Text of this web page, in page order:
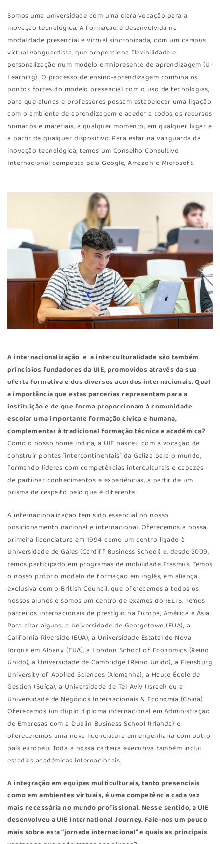
Somos uma universidade com uma clara vocação para a
inovação tecnológica. A formação é desenvolvida na
modalidade presencial e virtual sincronizada, com um campus
virtual vanguardista, que proporciona flexibilidade e
personalização num modelo omnipresente de aprendizagem (U-
Learning). O processo de ensino-aprendizagem combina os
pontos fortes do modelo presencial com o uso de tecnologias,
para que alunos e professores possam estabelecer uma ligação
com o ambiente de aprendizagem e aceder a todos os recursos
humanos e materiais, a qualquer momento, em qualquer lugar e
a partir de qualquer dispositivo. Para estar na vanguarda da
inovação tecnológica, temos um Conselho Consultivo
Internacional composto pela Google, Amazon e Microsoft.
A internacionalização e a interculturalidade são também
princípios fundadores da UIE, promovidos através da sua
oferta formativa e dos diversos acordos internacionais. Qual
a importância que estas parcerias representam para a
instituição e de que forma proporcionam à comunidade
escolar uma importante formação cívica e humana,
complementar à tradicional formação técnica e académica?
Como o nosso nome indica, a UIE nasceu com a vocação de
construir pontes “intercontinentais” da Galiza para o mundo,
formando líderes com competências interculturais e capazes
de partilhar conhecimentos e experiências, a partir de um
prisma de respeito pelo que é diferente.
A internacionalização tem sido essencial no nosso
posicionamento nacional e internacional. Oferecemos a nossa
primeira licenciatura em 1994 como um centro ligado à
Universidade de Gales (Cardiff Business School) e, desde 2009,
temos participado em programas de mobilidade Erasmus. Temos
o nosso próprio modelo de formação em inglês, em aliança
exclusiva com o British Council, que oferecemos a todos os
nossos alunos e somos um centro de exames do IELTS. Temos
parceiros internacionais de prestígio na Europa, América e Ásia.
Para citar alguns, a Universidade de Georgetown (EUA), a
California Riverside (EUA), a Universidade Estatal de Nova
Iorque em Albany (EUA), a London School of Economics (Reino
Unido), a Universidade de Cambridge (Reino Unido), a Flensburg
University of Applied Sciences (Alemanha), a Haute École de
Gestion (Suíça), a Universidade de Tel-Aviv (Israel) ou a
Universidade de Negócios Internacionais & Economia (China).
Oferecemos um duplo diploma internacional em Administração
de Empresas com a Dublin Business School (Irlanda) e
ofereceremos uma nova licenciatura em engenharia com outro
país europeu. Toda a nossa carteira executiva também inclui
estadias académicas internacionais.
A integração em equipas multiculturais, tanto presenciais
como em ambientes virtuais, é uma competência cada vez
mais necessária no mundo profissional. Nesse sentido, a UIE
desenvolveu a UIE International Journey. Fale-nos um pouco
mais sobre esta “jornada internacional” e quais as principais